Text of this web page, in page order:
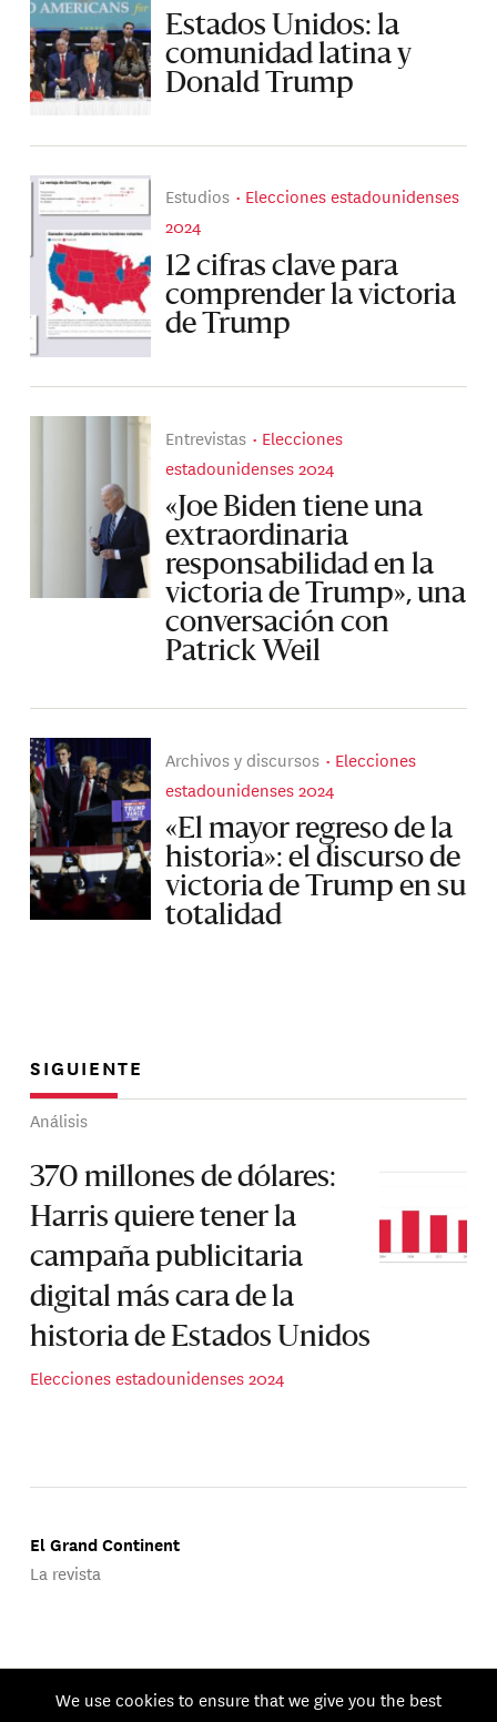
Estados Unidos: la
comunidad latina y
Donald Trump
Estudios
Elecciones estadounidenses
2024
12 cifras clave para
comprender la victoria
de Trump
Entrevistas
Elecciones
estadounidenses 2024
«Joe Biden tiene una
extraordinaria
responsabilidad en la
victoria de Trump», una
conversación con
Patrick Weil
Archivos y discursos
Elecciones
estadounidenses 2024
«El mayor regreso de la
historia»: el discurso de
victoria de Trump en su
totalidad
SIGUIENTE
Análisis
370 millones de dólares:
Harris quiere tener la
campaña publicitaria
digital más cara de la
historia de Estados Unidos
Elecciones estadounidenses 2024
El Grand Continent
La revista
© 2026 GEG. Todos los derechos reservados.
We use cookies to ensure that we give you the best